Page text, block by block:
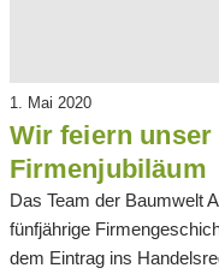
1. Mai 2020
Wir feiern
Firmenjubiläum
Das Team der Baumwelt
fünfjährige
dem Eintrag ins